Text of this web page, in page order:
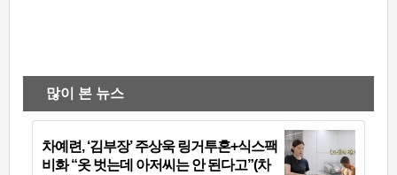
많이 본 뉴스
차예련, ‘김부장’ 주상욱 링거투혼+식스팩
비화 “옷 벗는데 아저씨는 안 된다고”(차